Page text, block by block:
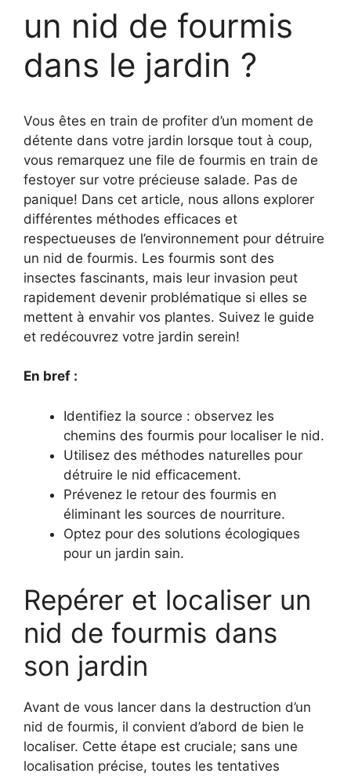
un nid de fourmis
dans le jardin ?
Vous êtes en train de profiter d’un moment de
détente dans votre jardin lorsque tout à coup,
vous remarquez une file de fourmis en train de
festoyer sur votre précieuse salade. Pas de
panique! Dans cet article, nous allons explorer
différentes méthodes efficaces et
respectueuses de l’environnement pour détruire
un nid de fourmis. Les fourmis sont des
insectes fascinants, mais leur invasion peut
rapidement devenir problématique si elles se
mettent à envahir vos plantes. Suivez le guide
et redécouvrez votre jardin serein!
En bref :
Identifiez la source : observez les
chemins des fourmis pour localiser le nid.
Utilisez des méthodes naturelles pour
détruire le nid efficacement.
Prévenez le retour des fourmis en
éliminant les sources de nourriture.
Optez pour des solutions écologiques
pour un jardin sain.
Repérer et localiser un
nid de fourmis dans
son jardin
Avant de vous lancer dans la destruction d’un
nid de fourmis, il convient d’abord de bien le
localiser. Cette étape est cruciale; sans une
localisation précise, toutes les tentatives